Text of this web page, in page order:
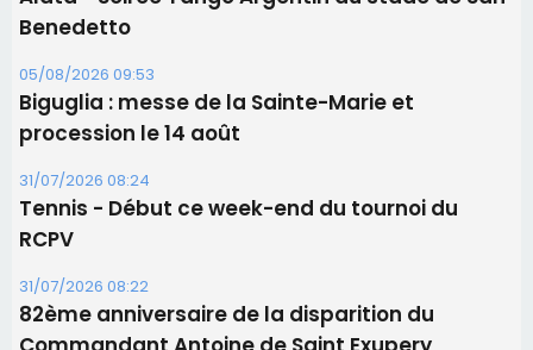
06/08/2026 15:57
Ucciani – Marché des producteurs à Cruculi le
11 août
06/08/2026 15:25
Corte – L’association A Nuciola organise une
projection sous les étoiles
06/08/2026 15:04
Alata - Soirée Tango Argentin au stade de San
Benedetto